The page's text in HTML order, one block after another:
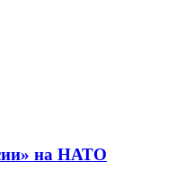
на НАТО